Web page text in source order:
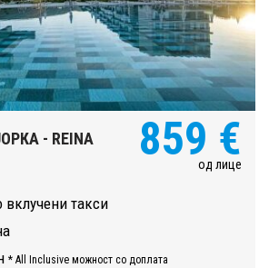
- REINA
859 €
од лице
вклучени такси
* All Inclusive можност со доплата